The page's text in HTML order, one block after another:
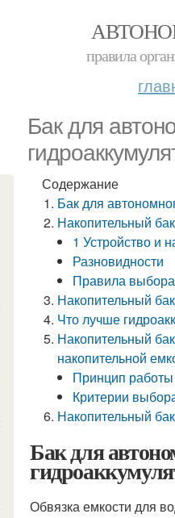
правила
Бак для
Содержание
Бак для
Накопительный
1 Устройство и
Разновидности
Правила выбора
Накопительный
Что лучше
Накопительный
накопительной
Принцип работы
Критерии
Накопительный
Бак для
Обвязка емкости для